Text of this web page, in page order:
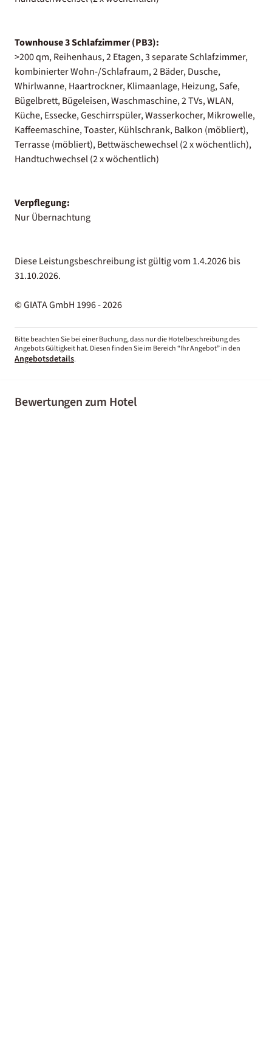
Townhouse 3 Schlafzimmer (PB3):
>200 qm, Reihenhaus, 2 Etagen, 3 separate Schlafzimmer,
kombinierter Wohn-/Schlafraum, 2 Bäder, Dusche,
Whirlwanne, Haartrockner, Klimaanlage, Heizung, Safe,
Bügelbrett, Bügeleisen, Waschmaschine, 2 TVs, WLAN,
Küche, Essecke, Geschirrspüler, Wasserkocher, Mikrowelle,
Kaffeemaschine, Toaster, Kühlschrank, Balkon (möbliert),
Terrasse (möbliert), Bettwäschewechsel (2 x wöchentlich),
Handtuchwechsel (2 x wöchentlich)
Verpflegung:
Nur Übernachtung
Diese Leistungsbeschreibung ist gültig vom 1.4.2026 bis
31.10.2026.
© GIATA GmbH 1996 - 2026
Bitte beachten Sie bei einer Buchung, dass nur die Hotelbeschreibung des
Angebots Gültigkeit hat. Diesen finden Sie im Bereich “Ihr Angebot” in den
Angebotsdetails.
Bewertungen zum Hotel